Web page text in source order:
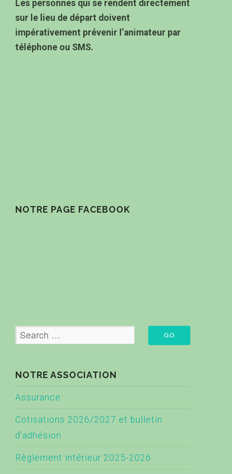
Les personnes qui se rendent directement
sur le lieu de départ doivent
impérativement prévenir l’animateur par
téléphone ou SMS.
NOTRE PAGE FACEBOOK
NOTRE ASSOCIATION
Assurance
Cotisations 2026/2027 et bulletin
d’adhésion
Règlement intérieur 2025-2026